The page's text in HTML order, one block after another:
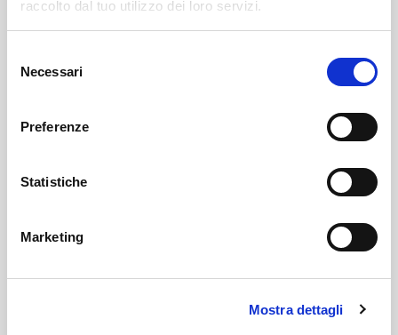
raccolto dal tuo utilizzo dei loro servizi.
delNecessari
Preferenze
Statistiche
Marketing
Mostra dettagli
dalla suggestiva luce radente.
Il programma comprende inoltre le visite guidate
gratuite al Castello di San Faustino, previste il 31
rassegna “L’antica Pieve di Mazzo”.
Il 28 agosto si terrà l’evento “I Vitigni Resistenti”,
Fojanini, che comprenderà una visita al vigneto e una
degustazione di microvinificazioni sperimentali.